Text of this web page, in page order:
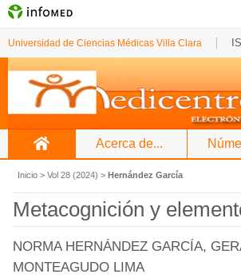
Universidad de Ciencias Médicas Villa Clara
Acerca de...
Inicio > Vol 28 (2024) > Hernández García
Metacognición y
NORMA HERNÁNDEZ GARCÍA,
MONTEAGUDO LIMA